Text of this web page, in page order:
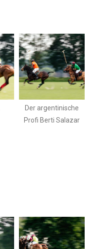
Der argentinische
Profi Berti Salazar